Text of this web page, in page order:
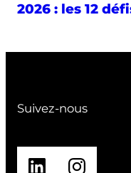
2026 : les 12
Suivez-nous
LinkedIn